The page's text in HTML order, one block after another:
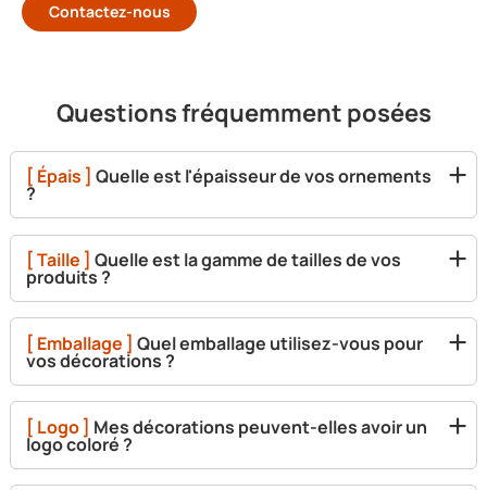
Contactez-nous
Questions fréquemment posées
[ Épais ] Quelle est l'épaisseur de vos ornements
?
[ Taille ] Quelle est la gamme de tailles de vos
produits ?
[ Emballage ] Quel emballage utilisez-vous pour
vos décorations ?
[ Logo ] Mes décorations peuvent-elles avoir un
logo coloré ?